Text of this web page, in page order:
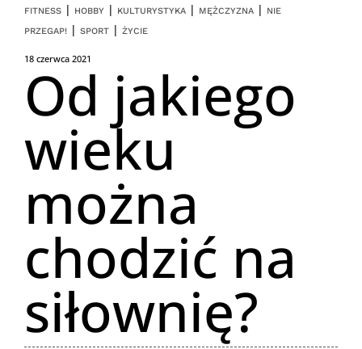
FITNESS | HOBBY | KULTURYSTYKA | MĘŻCZYZNA |
NIE
PRZEGAP! | SPORT | ŻYCIE
18 czerwca 2021
Od jakiego
wieku
można
chodzić na
siłownię?